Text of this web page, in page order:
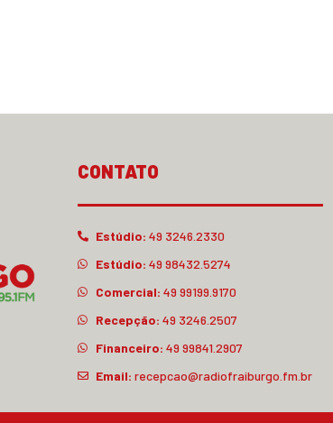
CONTATO
Estúdio: 49 3246.2330
Estúdio: 49 98432.5274
Comercial: 49 99199.9170
Recepção: 49 3246.2507
Financeiro: 49 99841.2907
Email: recepcao@radiofraiburgo.fm.br